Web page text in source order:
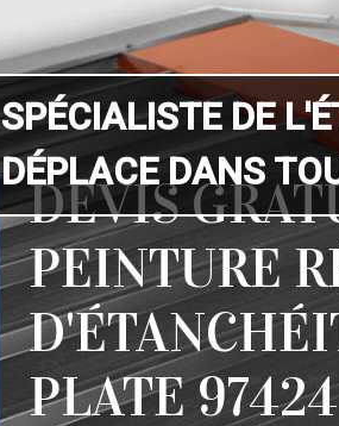
SPÉCIALISTE DE
DÉPLACE DANS
DEVIS
PEINTURE
PLATE 97424